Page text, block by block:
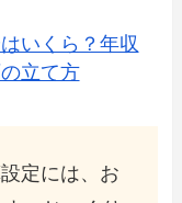
いくら？年収
立て方
定には、お